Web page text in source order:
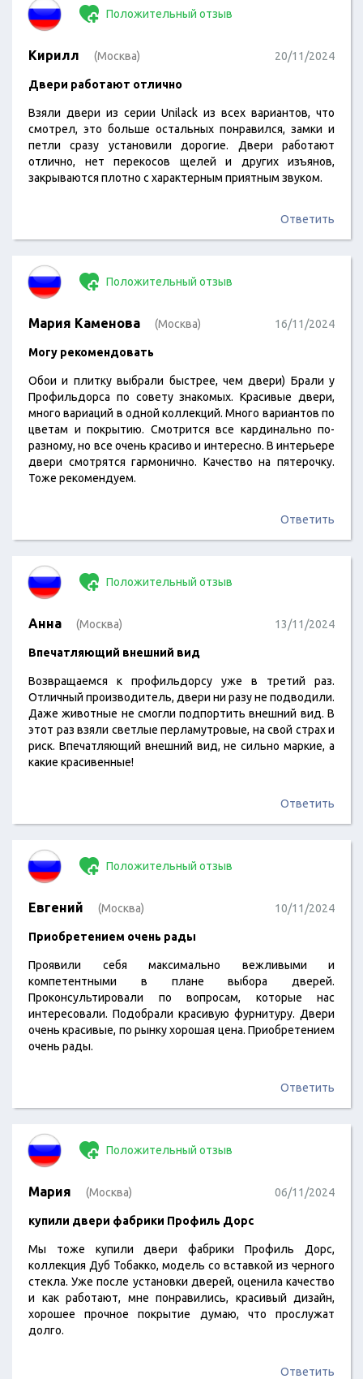
Положительный отзыв
Кирилл (Москва) 20/11/2024
Двери работают отлично
Взяли двери из серии Unilack из всех вариантов, что
смотрел, это больше остальных понравился, замки и
петли сразу установили дорогие. Двери работают
отлично, нет перекосов щелей и других изъянов,
закрываются плотно с характерным приятным звуком.
Ответить
Положительный отзыв
Мария Каменова (Москва) 16/11/2024
Могу рекомендовать
Обои и плитку выбрали быстрее, чем двери) Брали у
Профильдорса по совету знакомых. Красивые двери,
много вариаций в одной коллекций. Много вариантов по
цветам и покрытию. Смотрится все кардинально по-
разному, но все очень красиво и интересно. В интерьере
двери смотрятся гармонично. Качество на пятерочку.
Тоже рекомендуем.
Ответить
Положительный отзыв
Анна (Москва) 13/11/2024
Впечатляющий внешний вид
Возвращаемся к профильдорсу уже в третий раз.
Отличный производитель, двери ни разу не подводили.
Даже животные не смогли подпортить внешний вид. В
этот раз взяли светлые перламутровые, на свой страх и
риск. Впечатляющий внешний вид, не сильно маркие, а
какие красивенные!
Ответить
Положительный отзыв
Евгений (Москва) 10/11/2024
Приобретением очень рады
Проявили себя максимально вежливыми и
компетентными в плане выбора дверей.
Проконсультировали по вопросам, которые нас
интересовали. Подобрали красивую фурнитуру. Двери
очень красивые, по рынку хорошая цена. Приобретением
очень рады.
Ответить
Положительный отзыв
Мария (Москва) 06/11/2024
купили двери фабрики Профиль Дорс
Мы тоже купили двери фабрики Профиль Дорс,
коллекция Дуб Тобакко, модель со вставкой из черного
стекла. Уже после установки дверей, оценила качество
и как работают, мне понравились, красивый дизайн,
хорошее прочное покрытие думаю, что прослужат
долго.
Ответить